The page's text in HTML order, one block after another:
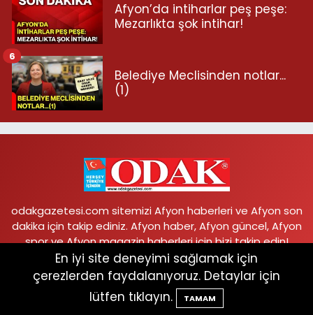
Afyon’da intiharlar peş peşe:
Mezarlıkta şok intihar!
Belediye Meclisinden notlar...
(1)
6
odakgazetesi.com sitemizi Afyon haberleri ve Afyon son
dakika için takip ediniz. Afyon haber, Afyon güncel, Afyon
spor ve Afyon magazin haberleri için bizi takip edin!
Karaman Mah. Alparslan Türkeş Bulvarı, Ufuk
Apartmanı 14/A Afyonkarahisar
En iyi site deneyimi sağlamak için
çerezlerden faydalanıyoruz. Detaylar için
lütfen tıklayın.
TAMAM